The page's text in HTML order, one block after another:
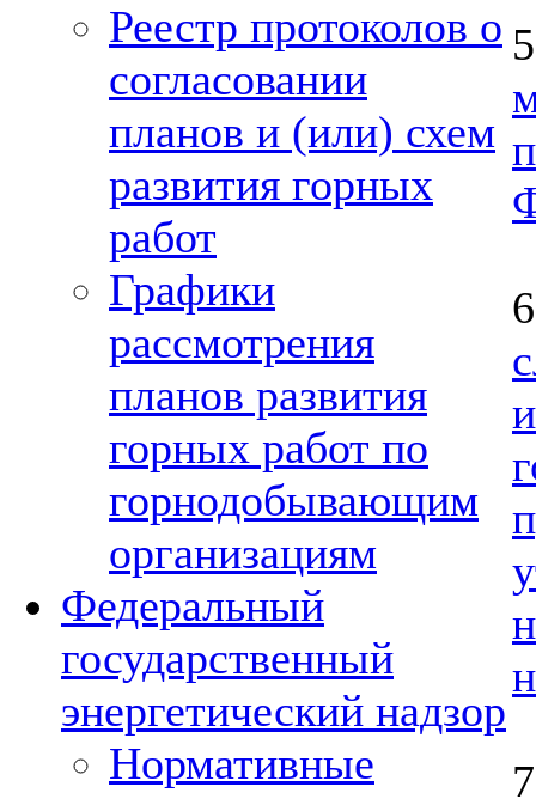
Реестр протоколов о
согласовании
планов и (или) схем
развития горных
работ
Графики
рассмотрения
планов развития
горных работ по
горнодобывающим
организациям
Федеральный
государственный
энергетический надзор
Нормативные